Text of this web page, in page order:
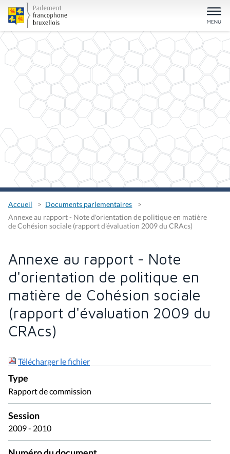
Accueil
Documents parlementaires
Annexe au rapport - Note d'orientation de politique en matière
de Cohésion sociale (rapport d'évaluation 2009 du CRAcs)
Annexe au rapport - Note
d'orientation de politique en
matière de Cohésion sociale
(rapport d'évaluation 2009 du
CRAcs)
Télécharger le fichier
Type
Rapport de commission
Session
2009 - 2010